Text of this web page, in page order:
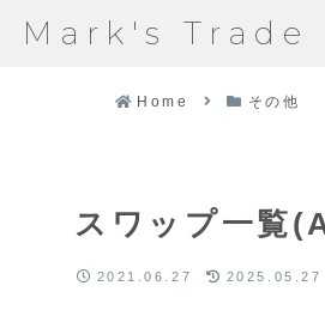
Mark's Trade
Home その他
スワップ一覧
2021.06.27 2025.05.27